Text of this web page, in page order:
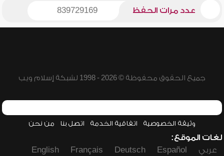
عدد مرات الحفظ 839729169
جميع الحقوق محفوظة © 2026 - 1998 لشبكة إسلام ويب
وثيقة الخصوصية اتفاقية الخدمة اتصل بنا من نحن
لغات الموقع:
عربي
Español
Deutsch
Français
English